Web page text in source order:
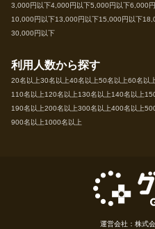
3,000円以下4,000円以下5,000円以下6,000
10,000円以下13,000円以下15,000円以下
30,000円以下
利用人数から探す
20名以上30名以上40名以上50名以上60名以
110名以上120名以上130名以上140名以上
190名以上200名以上300名以上400名以上
900名以上1000名以上
運営会社：株式